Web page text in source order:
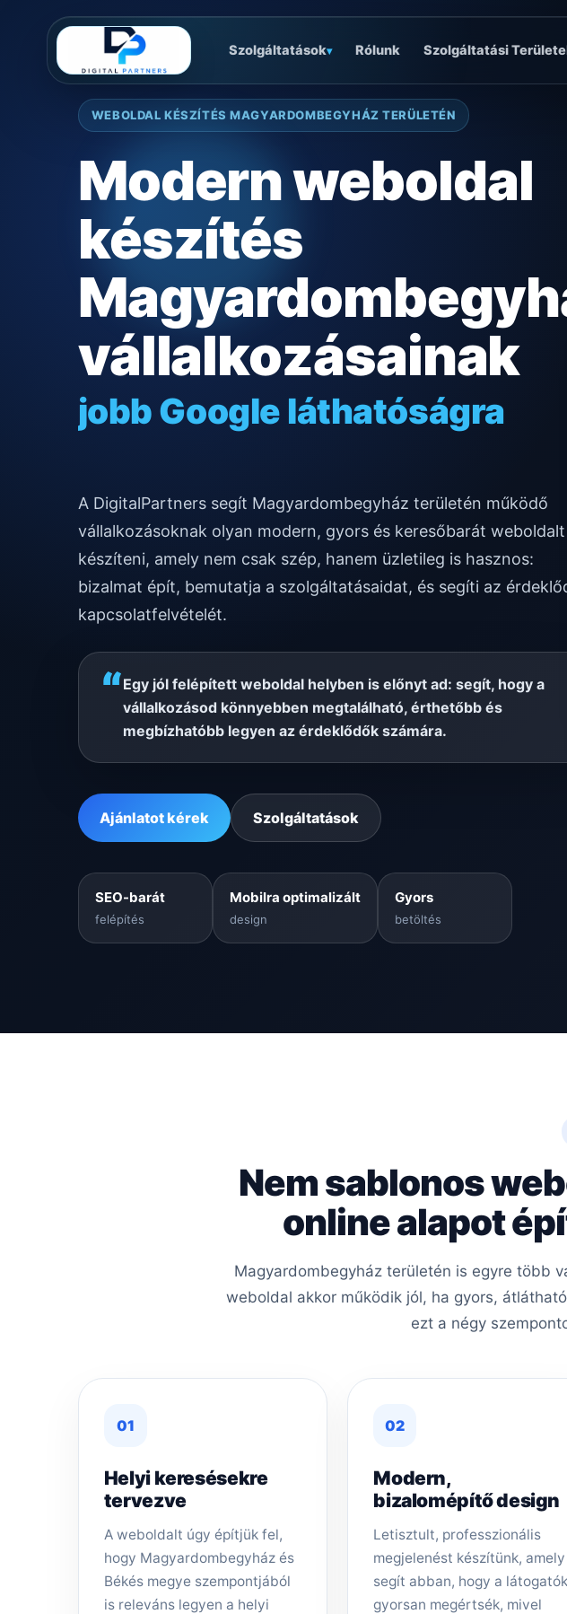
Szolgáltatások▾ Rólunk Szolgáltatási
WEBOLDAL KÉSZÍTÉS MAGYARDOMBEGYHÁZ TERÜLETÉN
Modern weboldal
készítés
vállalkozásainak
jobb Google láthatóságra
gyors mobilos működésre
A DigitalPartners segít Magyardombegyház területén működő
vállalkozásoknak olyan modern, gyors és keresőbarát weboldalt
készíteni, amely nem csak szép, hanem üzletileg is hasznos:
bizalmat épít, bemutatja a szolgáltatásaidat, és segíti az
kapcsolatfelvételét.
“Egy jól felépített weboldal helyben is előnyt ad: segít, hogy a
vállalkozásod könnyebben megtalálható, érthetőbb és
megbízhatóbb legyen az érdeklődők számára.
Ajánlatot kérek Szolgáltatások
SEO-barát
felépítés
Mobilra optimalizált
design
Gyors
betöltés
Nem sablonos
online alapot
Magyardombegyház területén is egyre több
weboldal akkor működik jól, ha gyors,
ezt a négy
01
Helyi keresésekre
tervezve
A weboldalt úgy építjük fel,
hogy Magyardombegyház és
Békés megye szempontjából
is releváns legyen a helyi
02
Modern,
bizalomépítő design
Letisztult, professzionális
megjelenést készítünk, amely
segít abban, hogy a látogatók
gyorsan megértsék, mivel